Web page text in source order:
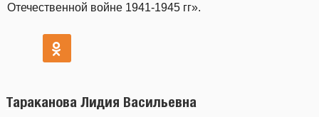
Отечественной войне 1941-1945 гг».
Тараканова Лидия Васильевна